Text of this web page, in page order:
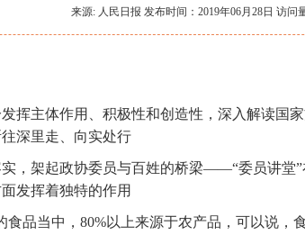
来源: 人民日报 发布时间：2019年06月28日 访问
主体作用、积极性和创造性，深入解读国家
深里走、向实处行
架起政协委员与百姓的桥梁——“委员讲堂”
发挥着独特的作用
品当中，80%以上来源于农产品，可以说，